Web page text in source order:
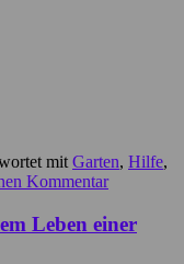
mit Garten, Hilfe,
Kommentar
Leben einer